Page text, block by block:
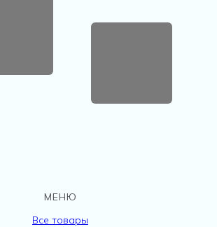
МЕНЮ
Все товары